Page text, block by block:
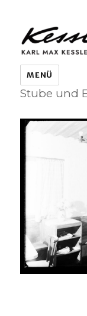
KARL
MENÜ
Stube und